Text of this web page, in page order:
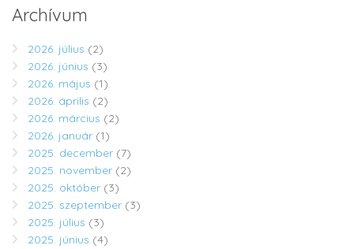
Archívum
2026. július (2)
2026. június (3)
2026. május (1)
2026. április (2)
2026. március (2)
2026. január (1)
2025. december (7)
2025. november (2)
2025. október (3)
2025. szeptember (3)
2025. július (3)
2025. június (4)